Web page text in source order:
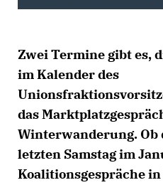
Zwei Termine gibt es,
im Kalender des
das
Winterwanderung. Ob
letzten Samstag im
Koalitionsgespräche